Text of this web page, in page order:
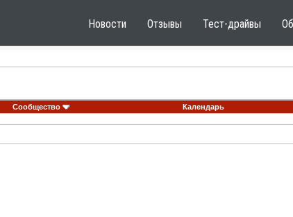
Новости Отзывы Тест-драйвы
Сообщество Календарь